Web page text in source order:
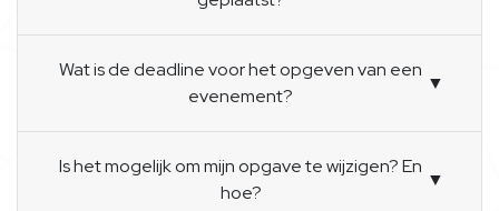
Wat is de deadline voor het opgeven van een
evenement?
▼
Is het mogelijk om mijn opgave te wijzigen? En
hoe?
▼